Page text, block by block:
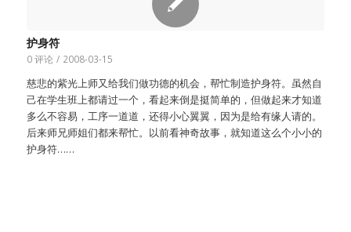
护身符
0 评论 / 2008-03-15
慈悲的紫光上师又给我们做功德的机会，帮忙制造护身符。虽然自
己在学生班上都请过一个，看起来倒是挺简单的，但做起来才知道
多么不容易，工序一道道，还得小心翼翼，因为是给有缘人请的。
后来师兄师姐们都来帮忙。以前看神奇故事，就知道这么个小小的
护身符……